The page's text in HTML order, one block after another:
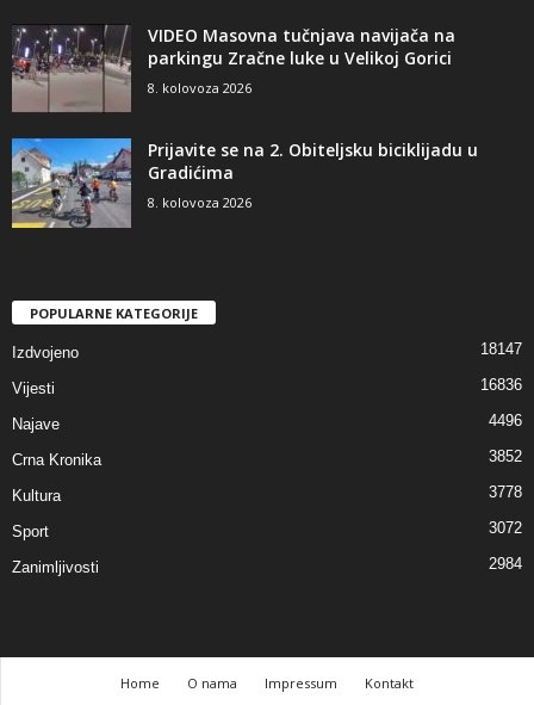
VIDEO Masovna tučnjava navijača na
parkingu Zračne luke u Velikoj Gorici
8. kolovoza 2026
Prijavite se na 2. Obiteljsku biciklijadu u
Gradićima
8. kolovoza 2026
POPULARNE KATEGORIJE
Izdvojeno 18147
Vijesti 16836
Najave 4496
Crna Kronika 3852
Kultura 3778
Sport 3072
Zanimljivosti 2984
Home O nama Impressum Kontakt